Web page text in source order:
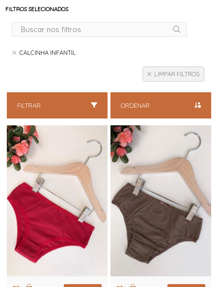
FILTROS SELECIONADOS
CALCINHA INFANTIL
LIMPAR FILTROS
FILTRAR ORDENAR